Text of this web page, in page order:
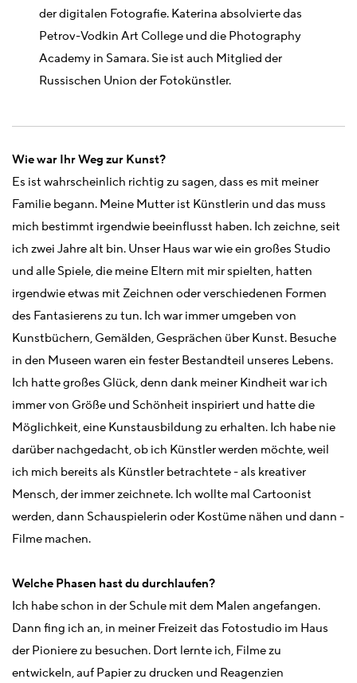
der digitalen Fotografie. Katerina absolvierte das
Petrov-Vodkin Art College und die Photography
Academy in Samara. Sie ist auch Mitglied der
Russischen Union der Fotokünstler.
Wie war Ihr Weg zur Kunst?
Es ist wahrscheinlich richtig zu sagen, dass es mit meiner
Familie begann. Meine Mutter ist Künstlerin und das muss
mich bestimmt irgendwie beeinflusst haben. Ich zeichne, seit
ich zwei Jahre alt bin. Unser Haus war wie ein großes Studio
und alle Spiele, die meine Eltern mit mir spielten, hatten
irgendwie etwas mit Zeichnen oder verschiedenen Formen
des Fantasierens zu tun. Ich war immer umgeben von
Kunstbüchern, Gemälden, Gesprächen über Kunst. Besuche
in den Museen waren ein fester Bestandteil unseres Lebens.
Ich hatte großes Glück, denn dank meiner Kindheit war ich
immer von Größe und Schönheit inspiriert und hatte die
Möglichkeit, eine Kunstausbildung zu erhalten. Ich habe nie
darüber nachgedacht, ob ich Künstler werden möchte, weil
ich mich bereits als Künstler betrachtete - als kreativer
Mensch, der immer zeichnete. Ich wollte mal Cartoonist
werden, dann Schauspielerin oder Kostüme nähen und dann -
Filme machen.
Welche Phasen hast du durchlaufen?
Ich habe schon in der Schule mit dem Malen angefangen.
Dann fing ich an, in meiner Freizeit das Fotostudio im Haus
der Pioniere zu besuchen. Dort lernte ich, Filme zu
entwickeln, auf Papier zu drucken und Reagenzien